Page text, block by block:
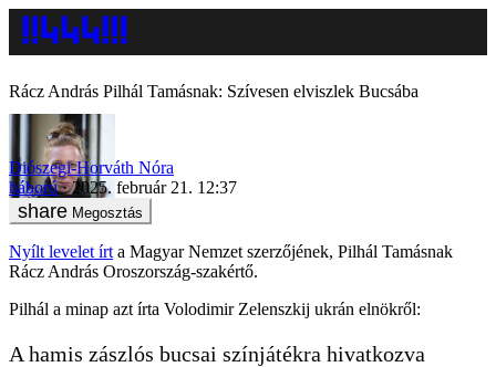
Rácz András Pilhál Tamásnak: Szívesen elviszlek Bucsába
Diószegi-Horváth Nóra
háború
2025. február 21. 12:37
Megosztás
Nyílt levelet írt a Magyar Nemzet szerzőjének, Pilhál Tamásnak
Rácz András Oroszország-szakértő.
Pilhál a minap azt írta Volodimir Zelenszkij ukrán elnökről:
A hamis zászlós bucsai színjátékra hivatkozva